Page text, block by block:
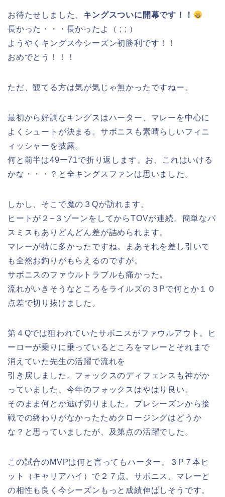
お待たせしました、 キングスついに開幕です！！
長かった・・・長かったよ（ ; ; ）
ようやくキングス今シーズン初勝利です！！
おめでとう！！！
ただ、観てる方は気が気じゃ無かったですねー。
最初から好調なキングスはハーター、マレーを中心に
よくシュートが決まる。サボニスも素晴らしいフィニ
ィッシャーを披露。
何と前半は49ー71で折り返します。お、これはいける
かな・・・？と全キングスファンは思いました。
しかし、そこで魔の３Qが訪れます。
ヒートが２−３ゾーンをしてからTOVが連続。簡単なパ
スミスもありどんどん差が詰められます。
マレーが特に多かったですね。まあそれを差し引いて
も全然お釣りがもらえるのですが。
サボニスのファウルトラブルも痛かった。
流れがいきそうなところをライルズの３Pで何とか１０
点差で切り抜けました。
第４Qでは狙われていたサボニスがファウルアウト。ヒ
ーローが乗りに乗っているところをマレーとそれまで
消えていた先生の活躍で流れを
引き戻しました。フォックスのディフェンスも神がか
っていました、今年のフォックスはやはり良い。
そのまま何とか逃げ切りました。プレシーズンから接
戦での終わりがなかったためクロージングはどうか
な？と思っていましたが、及第点の活躍でした。
この試合のMVPは何と言ってもハーター。３P７本ヒ
ット（キャリアハイ）で２７点。サボニス、マレーと
の相性も良く今シーズンもっと成績伸ばしそうです。